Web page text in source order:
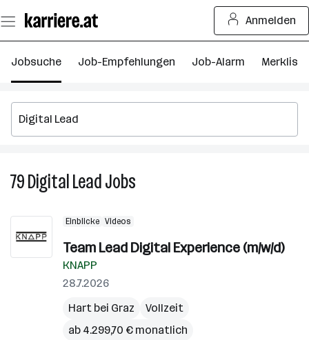
Seiteninhalt
springen
Anmelden
Jobsuche Job-Empfehlungen Job-Alarm Merkliste
79Digital LeadJobs
Einblicke Videos
Team Lead Digital Experience (m/w/d)
KNAPP
28.7.2026
Hart bei Graz
Vollzeit
ab 4.299,70 € monatlich